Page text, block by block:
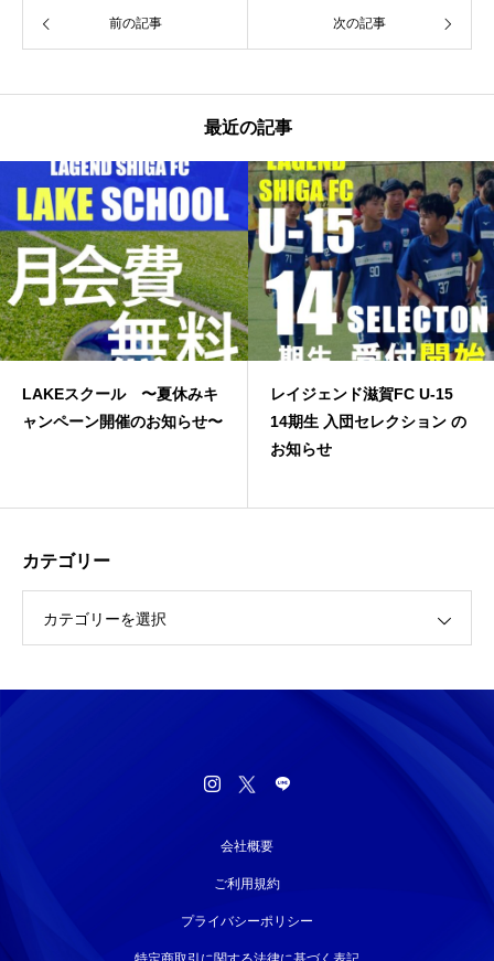
前の記事 次の記事
最近の記事
ル 〜夏休みキ
催のお知らせ〜
レイジェンド滋賀FC U-15
14期生 入団セレクション の
JFA高円宮
カテゴリー
カテゴリーを選択
会社概要
ご利用規約
プライバシーポリシー